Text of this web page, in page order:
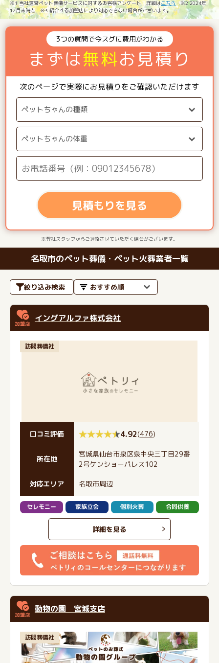
※1 当社運営ペット葬儀サービスに対するお客様アンケート：詳細はこちら ※2 2024年
12月末時点 ※3 紹介する加盟店により対応できない場合がございます。
3つの質問で今スグに費用がわかる
まずは無料お見積り
次のページで実際にお見積りをご確認いただけます
見積もりを見る
※弊社スタッフからご連絡させていただく場合がございます。
名取市のペット葬儀・ペット火葬業者一覧
絞り込み検索
イングアルファ株式会社
訪問葬儀社
口コミ評価 4.92(476)
所在地
宮城県仙台市泉区泉中央三丁目29番
2号ケンショーパレス102
対応エリア 名取市周辺
セレモニー 家族立会 個別火葬 合同供養
詳細を見る
動物の園 宮城支店
訪問葬儀社